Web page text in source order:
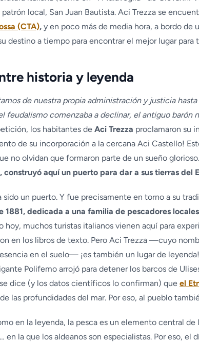
local, San Juan Bautista. Aci Trezza se
(CTA), y en poco más de media hora, a bordo de
destino a tiempo para encontrar el mejor lugar para
historia y leyenda
de nuestra propia administración y justicia
feudalismo comenzaba a declinar, el antiguo barón
los habitantes de Aci Trezza proclamaron su
de su incorporación a la cercana Aci Castello!
no olvidan que formaron parte de un sueño
construyó aquí un puerto para dar a sus tierras del
sido un puerto. Y fue precisamente en torno a su
1881, dedicada a una familia de pescadores
hoy, muchos turistas italianos vienen aquí para
en los libros de texto. Pero Aci Trezza —cuyo
en el suelo— ¡es también un lugar de
Polifemo arrojó para detener los barcos de
dice (y los datos científicos lo confirman) que el
las profundidades del mar. Por eso, al pueblo
en la leyenda, la pesca es un elemento central de
en la que los aldeanos son especialistas. Por eso, el